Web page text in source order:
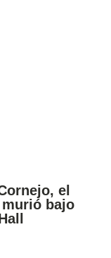
el
bajo